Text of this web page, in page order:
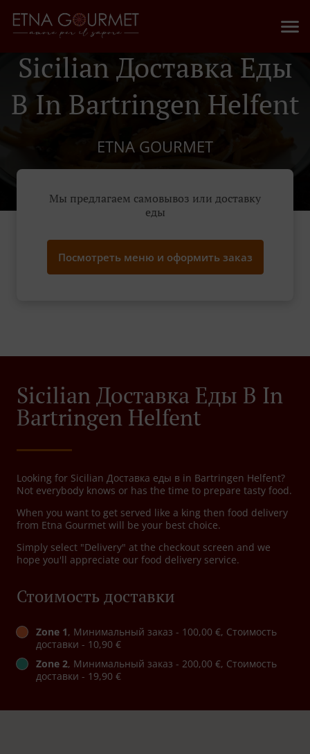
Sicilian Доставка Еды
В In Bartringen Helfent
ETNA GOURMET
Мы предлагаем самовывоз или доставку
еды
Посмотреть меню и оформить заказ
Sicilian Доставка Еды В In
Bartringen Helfent
Looking for Sicilian Доставка еды в in Bartringen Helfent?
Not everybody knows or has the time to prepare tasty food.
When you want to get served like a king then food delivery
from Etna Gourmet will be your best choice.
Simply select "Delivery" at the checkout screen and we
hope you'll appreciate our food delivery service.
Стоимость доставки
Zone 1, Минимальный заказ - 100,00 €, Стоимость
доставки - 10,90 €
Zone 2, Минимальный заказ - 200,00 €, Стоимость
доставки - 19,90 €